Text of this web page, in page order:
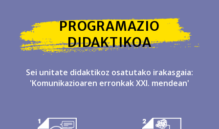
PROGRAMAZIO
DIDAKTIKOA
Sei unitate didaktikoz osatutako irakasgaia:
'Komunikazioaren erronkak XXI. mendean'